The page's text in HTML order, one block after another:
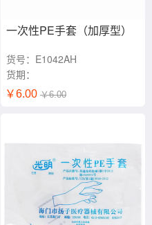
一次性PE手套（加厚型）
货号：E1042AH
货期：
￥6.00 ￥6.00